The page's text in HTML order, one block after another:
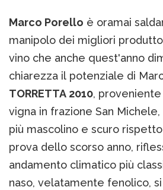
Marco Porello è oramai
manipolo dei migliori
vino che anche quest'anno
chiarezza il potenziale di
TORRETTA 2010,
vigna in frazione San Michele,
più mascolino e scuro
prova dello scorso anno,
andamento climatico più
naso, velatamente fenolico,